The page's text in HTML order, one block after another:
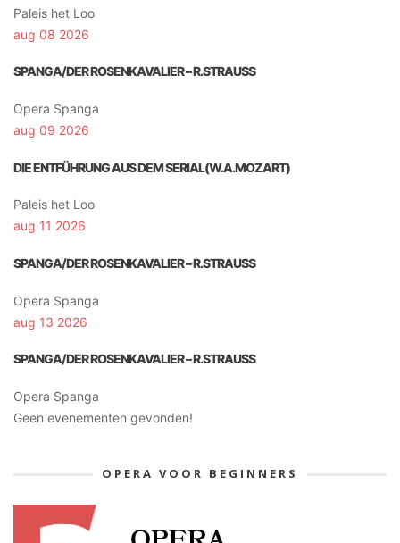
Paleis het Loo
aug 08 2026
SPANGA/DER ROSENKAVALIER – R.STRAUSS
Opera Spanga
aug 09 2026
DIE ENTFÜHRUNG AUS DEM SERIAL(W.A.MOZART)
Paleis het Loo
aug 11 2026
SPANGA/DER ROSENKAVALIER – R.STRAUSS
Opera Spanga
aug 13 2026
SPANGA/DER ROSENKAVALIER – R.STRAUSS
Opera Spanga
Geen evenementen gevonden!
OPERA VOOR BEGINNERS